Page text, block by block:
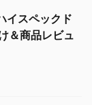
イスペックド
＆商品レビュ